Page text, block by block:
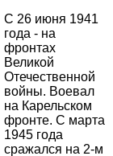
С 26 июня 1941
года - на
фронтах
Великой
Отечественной
войны. Воевал
на Карельском
фронте. С марта
1945 года
сражался на 2-м